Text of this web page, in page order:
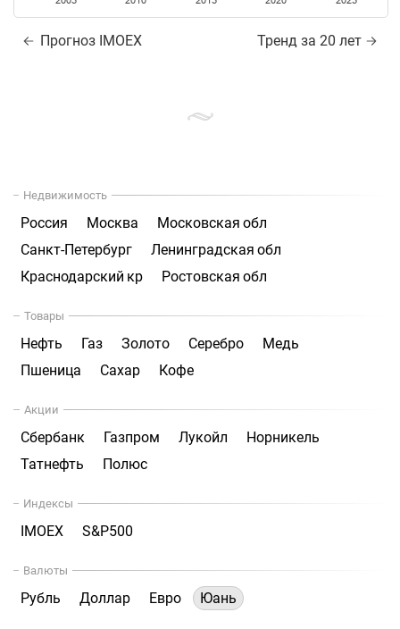
Прогноз IMOEX Тренд за 20 лет
Недвижимость
Россия Москва
Московская обл
Санкт-Петербург
Ленинградская обл
Краснодарский кр
Ростовская обл
Товары
Нефть Газ Золото Серебро
Медь
Пшеница
Сахар Кофе
Акции
Сбербанк Газпром Лукойл
Норникель
Татнефть
Полюс
Индексы
IMOEX S&P500
Валюты
Рубль Доллар Евро Юань